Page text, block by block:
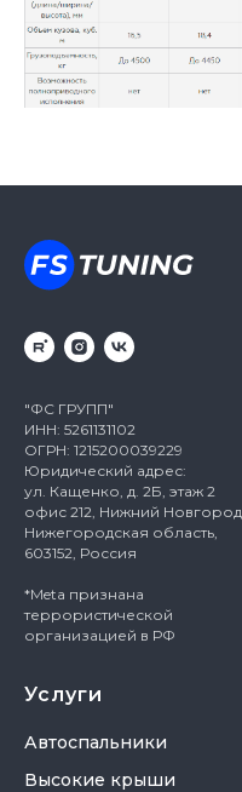
"ФС ГРУПП"
ИНН: 5261131102
ОГРН: 1215200039229
Юридический адрес:
ул. Кащенко, д. 2Б, этаж 2
офис 212, Нижний Новгород,
Нижегородская область,
603152, Россия
*Meta признана
террористической
организацией в РФ
Услуги
Автоспальники
Высокие крыши